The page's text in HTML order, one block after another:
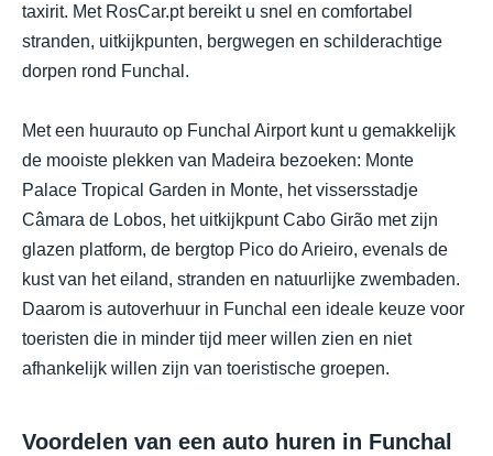
taxirit. Met RosCar.pt bereikt u snel en comfortabel
stranden, uitkijkpunten, bergwegen en schilderachtige
dorpen rond Funchal.
Met een huurauto op Funchal Airport kunt u gemakkelijk
de mooiste plekken van Madeira bezoeken: Monte
Palace Tropical Garden in Monte, het vissersstadje
Câmara de Lobos, het uitkijkpunt Cabo Girão met zijn
glazen platform, de bergtop Pico do Arieiro, evenals de
kust van het eiland, stranden en natuurlijke zwembaden.
Daarom is autoverhuur in Funchal een ideale keuze voor
toeristen die in minder tijd meer willen zien en niet
afhankelijk willen zijn van toeristische groepen.
Voordelen van een auto huren in Funchal